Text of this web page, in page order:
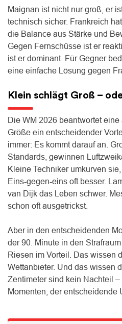
Maignan ist nicht nur groß, er
technisch sicher. Frankreich
die Balance aus Stärke und
Gegen Fernschüsse ist er
ist er dominant. Für Gegner
eine einfache Lösung gegen
Klein schlägt Groß –
Die WM 2026 beantwortet
Größe ein entscheidender
immer: Es kommt darauf an.
Standards, gewinnen
Kleine Techniker umkurven
Eins-gegen-eins oft besser.
van Dijk das Leben schwer.
schon oft ausgetrickst.
Aber in den entscheidenden
der 90. Minute in den
Riesen im Vorteil. Das wissen
Wettanbieter. Und das wissen
Zentimeter sind kein Nachteil
Momenten, der entscheidende